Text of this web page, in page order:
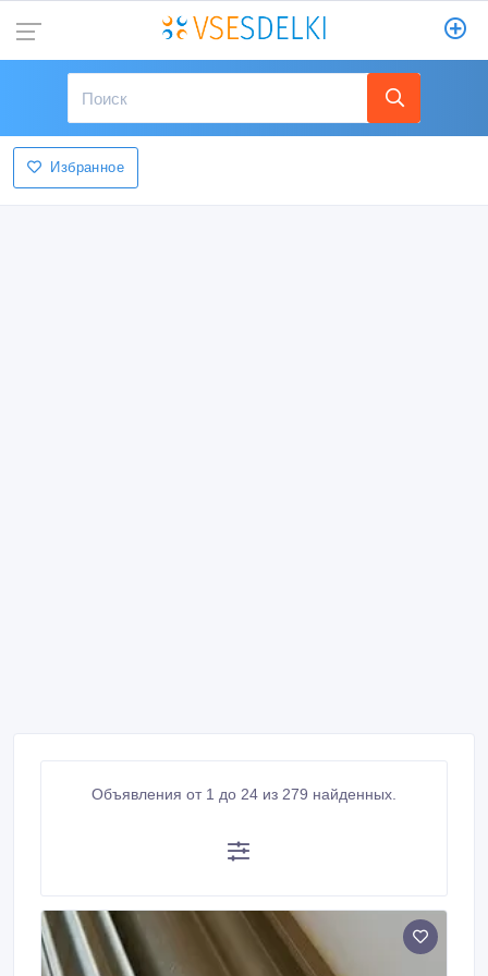
Избранное
Объявления от 1 до 24 из 279 найденных.